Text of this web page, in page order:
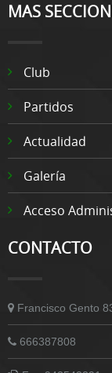
MAS
Club
Partidos
Actualidad
Galería
Acceso
CONTACTO
Francisco Gento
666387808